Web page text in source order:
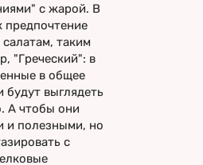
с жарой. В
предпочтение
таким
"Греческий": в
в общее
выглядеть
А чтобы они
и полезными, но
с